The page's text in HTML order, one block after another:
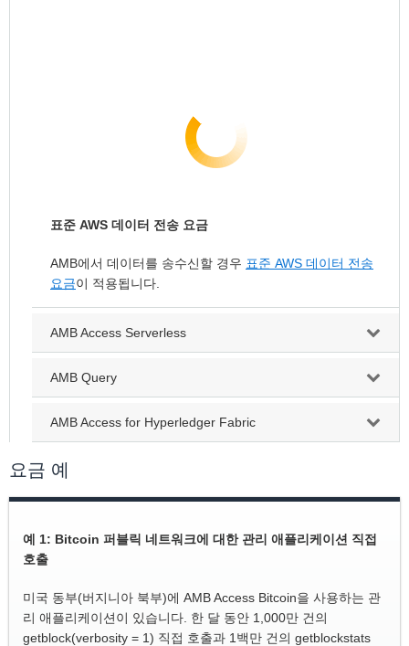
표준 AWS 데이터 전송 요금
AMB에서 데이터를 송수신할 경우 표준 AWS 데이터 전송
요금이 적용됩니다.
AMB Access Serverless
AMB Query
AMB Access for Hyperledger Fabric
요금 예
예 1: Bitcoin 퍼블릭 네트워크에 대한 관리 애플리케이션 직접
호출
미국 동부(버지니아 북부)에 AMB Access Bitcoin을 사용하는 관
리 애플리케이션이 있습니다. 한 달 동안 1,000만 건의
getblock(verbosity = 1) 직접 호출과 1백만 건의 getblockstats